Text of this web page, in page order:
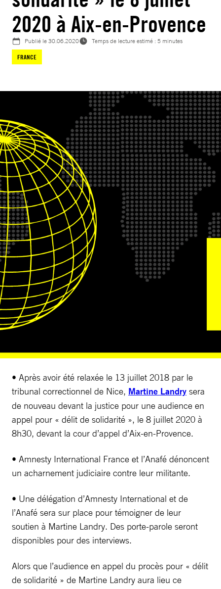
2020 à Aix-en-Provence
Publié le30.06.2020
Temps de lecture estimé : 5 minutes
FRANCE
• Après avoir été relaxée le 13 juillet 2018 par le
tribunal correctionnel de Nice, Martine Landry sera
de nouveau devant la justice pour une audience en
appel pour « délit de solidarité », le 8 juillet 2020 à
8h30, devant la cour d’appel d’Aix-en-Provence.
• Amnesty International France et l’Anafé dénoncent
un acharnement judiciaire contre leur militante.
• Une délégation d’Amnesty International et de
l’Anafé sera sur place pour témoigner de leur
soutien à Martine Landry. Des porte-parole seront
disponibles pour des interviews.
Alors que l’audience en appel du procès pour « délit
de solidarité » de Martine Landry aura lieu ce